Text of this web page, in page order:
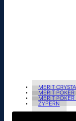
MERIT
MERIT POKER
MERIT
ZYPERN